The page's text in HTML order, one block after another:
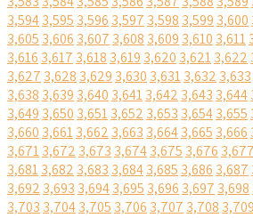
3,5943,595 3,596 3,597 3,598 3,599 3,600
3,605 3,606 3,607 3,608 3,609 3,610 3,611
3,616 3,617 3,618 3,619 3,620 3,6213,622
3,627 3,628 3,629 3,630 3,6313,632 3,633
3,638 3,639 3,640 3,6413,642 3,643 3,644
3,649 3,650 3,6513,652 3,653 3,6543,655
3,660 3,6613,662 3,663 3,6643,665 3,666
3,6713,672 3,673 3,6743,675 3,676 3,677
3,6813,682 3,683 3,6843,685 3,686 3,687
3,692 3,693 3,6943,695 3,696 3,697 3,698
3,703 3,7043,705 3,706 3,707 3,708 3,709